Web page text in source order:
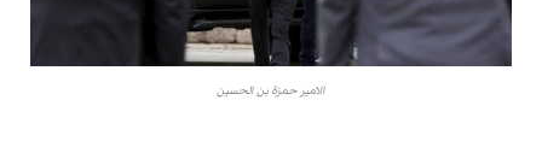
الامير حمزة بن الحسين